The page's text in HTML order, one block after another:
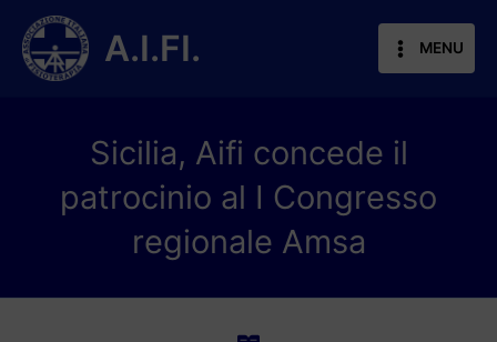
contenuto
A.I.FI. MENU
Sicilia, Aifi concede il
patrocinio al I Congresso
regionale Amsa